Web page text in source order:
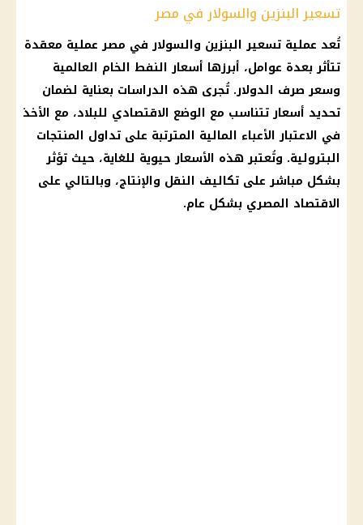
تسعير البنزين والسولار في مصر
تُعد عملية تسعير البنزين والسولار في مصر عملية معقدة
تتأثر بعدة عوامل، أبرزها أسعار النفط الخام العالمية
وسعر صرف الدولار. تُجرى هذه الدراسات بعناية لضمان
تحديد أسعار تتناسب مع الوضع الاقتصادي للبلاد، مع الأخذ
في الاعتبار الأعباء المالية المترتبة على تداول المنتجات
البترولية. وتُعتبر هذه الأسعار حيوية للغاية، حيث تؤثر
بشكل مباشر على تكاليف النقل والإنتاج، وبالتالي على
الاقتصاد المصري بشكل عام.